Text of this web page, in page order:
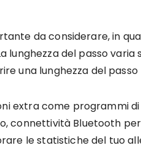
da considerare, in
lunghezza del passo
una lunghezza del passo
extra come programmi
connettività Bluetooth
le statistiche del tuo